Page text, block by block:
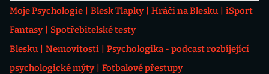
Moje Psychologie Blesk Tlapky Hráči na Blesku
iSport
Fantasy
Spotřebitelské testy
Blesku
Nemovitosti
Psychologika - podcast rozbíjející
psychologické mýty
Fotbalové přestupy